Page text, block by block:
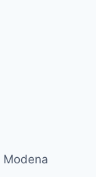
Modena